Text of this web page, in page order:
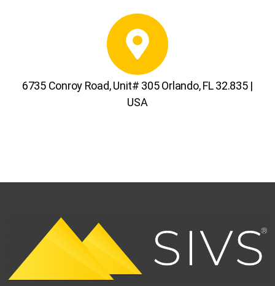
6735 Conroy Road, Unit# 305 Orlando, FL 32.835 |
USA